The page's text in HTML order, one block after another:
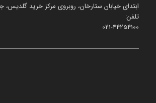
ابتدای خیابان ستارخان، روبروی مرکز خرید گلدیس،
تلفن:
021-44254100